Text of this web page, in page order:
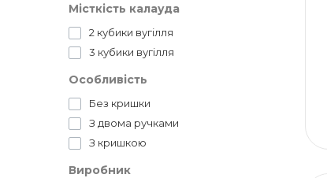
Місткість калауда
2 кубики вугілля
3 кубики вугілля
Особливість
Без кришки
З двома ручками
З кришкою
Виробник